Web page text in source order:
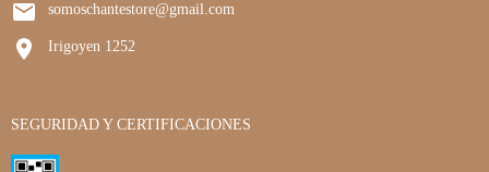
somoschantestore@gmail.com
Irigoyen 1252
SEGURIDAD Y CERTIFICACIONES